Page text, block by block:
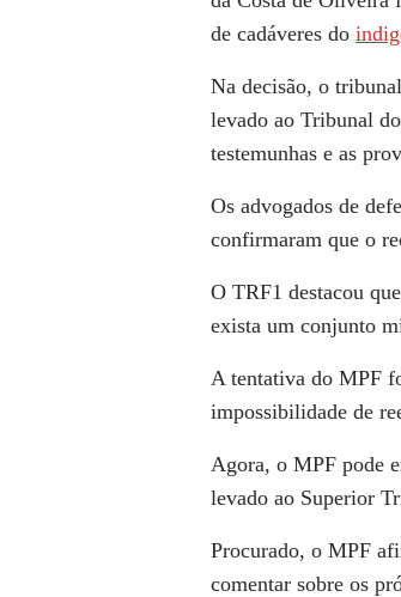
de cadáveres do
Na decisão, o
levado ao Tribunal
testemunhas e as
Os advogados de
confirmaram que o
O TRF1 destacou
exista um conjunto
A tentativa do MPF
impossibilidade de
Agora, o MPF pode
levado ao Superior
Procurado, o MPF
comentar sobre os